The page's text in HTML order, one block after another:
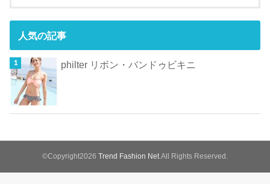
人気の記事
philter リボン・バンドゥビキニ
©Copyright2026 Trend Fashion Net .All Rights Reserved.